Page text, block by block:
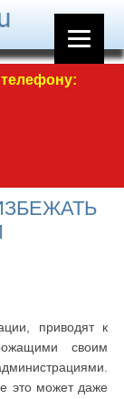
приводят к
своим
это может даже